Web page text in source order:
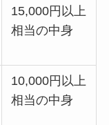
15,000円以上
相当の中身
10,000円以上
相当の中身